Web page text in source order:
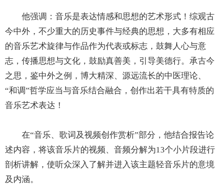
他强调：音乐是表达情感和思想的艺术形式！综观古
今中外，不少重大的历史事件与经典的思想，大多有相应
的音乐艺术旋律与作品作为代表或标志，鼓舞人心与意
志，传播思想与文化，鼓励真善美，引导美德行。承古今
之思，鉴中外之例，博大精深、源远流长的中医理论、
“和调”哲学应当与音乐结合融合，创作出若干具有特质的
音乐艺术表达！
在“音乐、歌词及视频创作赏析”部分，他结合报告论
述内容，将该音乐片的视频、音频分解为13个小片段进行
剖析讲解，使听众深入了解并进入该主题轻音乐片的意境
及内涵。